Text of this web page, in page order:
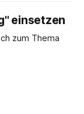
einsetzen
zum Thema